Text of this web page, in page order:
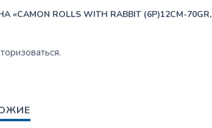
ROLLS WITH RABBIT (6P)12CM-70GR,
.